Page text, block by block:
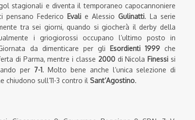
stagionali e diventa il temporaneo capocannoniere
Federico Evali e Alessio Gulinatti. La serie
tra sei giorni, quando si giocherà il derby della
i griogiorossi occupano l’ultimo posto in
da dimenticare per gli Esordienti 1999che
di Parma, mentre i classe 2000 di Nicola Finessi si
per 7-1. Molto bene anche l’unica selezione di
chiudono sull’11-3 contro il Sant’Agostino.